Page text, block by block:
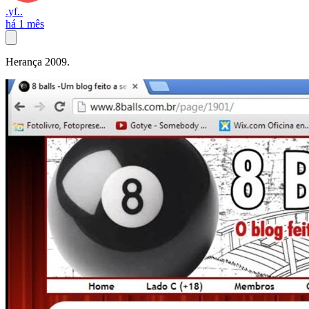
.yf..
há 1 mês
Herança 2009.